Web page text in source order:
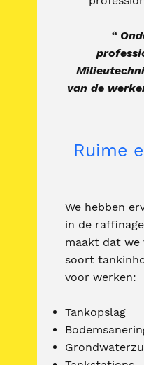
“
van de
Ruime
We hebben
in de
maakt dat
soort
voor werken:
Tankopslag